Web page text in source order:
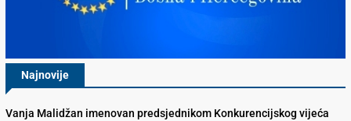
Najnovije
Vanja Malidžan imenovan predsjednikom Konkurencijskog vijeća